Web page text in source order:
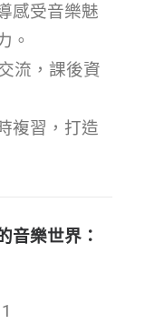
感受音樂魅
。
流，課後資
複習，打造
音樂世界：